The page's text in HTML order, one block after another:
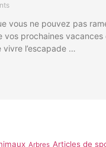
vous ne pouvez pas
vos prochaines vacances
vivre l’escapade …
Arbres Articles de